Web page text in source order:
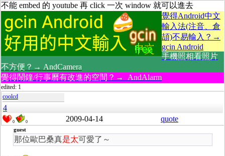
不能 embed 的 youtube 再 click 一次 window 就可以進去
覺得Android中文
輸入法(注音、倉
頡)不易輸入？→
gcin Android
手機照相看照片
不方便？→ AndCamera
覺得鬧鐘/行事曆有改進的空間？→ AndAlarm
edited: 1
coolcd
4
0 0 2009-04-14 quote
guest
那位歐巴桑真是太可愛了～